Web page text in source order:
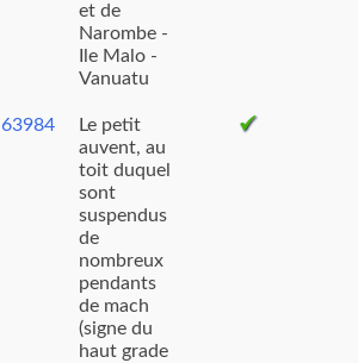
et de
Narombe -
Ile Malo -
Vanuatu
63984
Le petit
auvent, au
toit duquel
sont
suspendus
de
nombreux
pendants
de mach
(signe du
haut grade